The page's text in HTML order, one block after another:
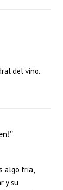
del vino.
algo fría,
y su